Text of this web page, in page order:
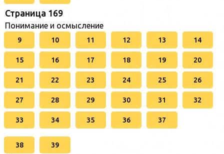
Страница 169
Понимание и осмысление
9 10 11 12 13 14
15 16 17 18 19 20
21 22 23 24 25 26
27 28 29 30 31 32
33 34 35 36 37
38 39